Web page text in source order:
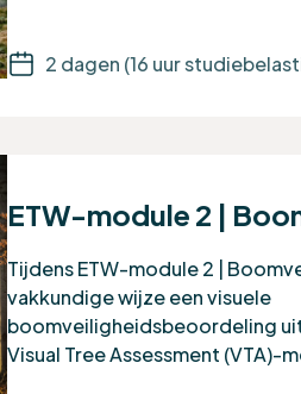
2 dagen (16 uur
ETW-module 2 |
Tijdens ETW-module 2 |
vakkundige wijze een visuele
boomveiligheidsbeoordeling
Visual Tree Assessment (VTA)-